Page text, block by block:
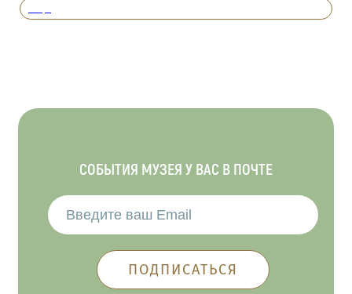
СОБЫТИЯ МУЗЕЯ У ВАС В ПОЧТЕ